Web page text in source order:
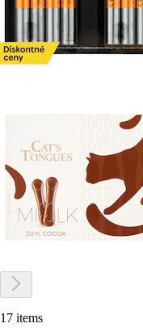
17 items